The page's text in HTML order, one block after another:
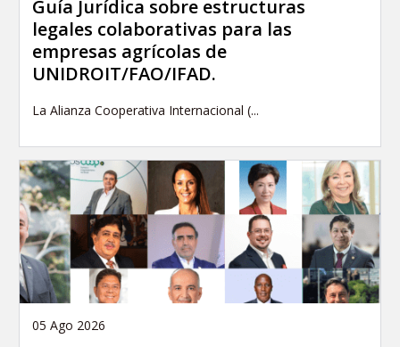
Guía Jurídica sobre estructuras
legales colaborativas para las
empresas agrícolas de
UNIDROIT/FAO/IFAD.
La Alianza Cooperativa Internacional (...
05 Ago 2026